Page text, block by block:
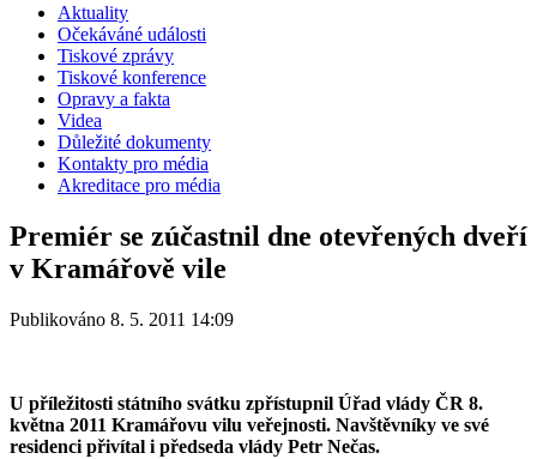
Aktuality
Očekáváné události
Tiskové zprávy
Tiskové konference
Opravy a fakta
Videa
Důležité dokumenty
Kontakty pro média
Akreditace pro média
Premiér se zúčastnil dne otevřených dveří
v Kramářově vile
Publikováno 8. 5. 2011 14:09
U příležitosti státního svátku zpřístupnil Úřad vlády ČR 8.
května 2011 Kramářovu vilu veřejnosti. Navštěvníky ve své
residenci přivítal i předseda vlády Petr Nečas.